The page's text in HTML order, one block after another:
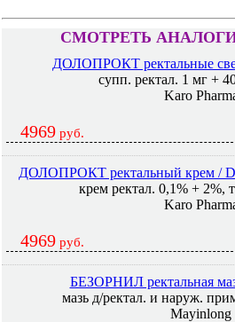
СМОТРЕТЬ
ДОЛОПРОКТ ректальные
супп. ректал. 1 мг +
Karo
4969 руб.
ДОЛОПРОКТ ректальный крем /
крем ректал. 0,1% + 2%,
Karo
4969 руб.
БЕЗОРНИЛ ректальная
мазь д/ректал. и наруж.
Mayinlong